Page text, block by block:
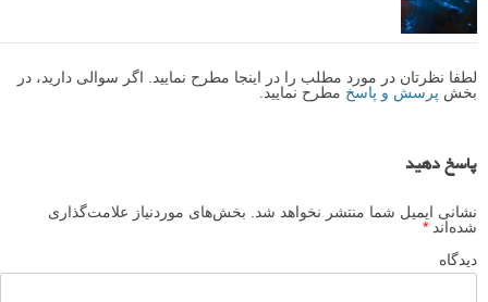
لطفا نظرتان در مورد مطلب را در اینجا مطرح نمایید. اگر سوالی دارید، در
بخش پرسش و پاسخ مطرح نمایید.
پاسخ دهید
نشانی ایمیل شما منتشر نخواهد شد.
بخش‌های موردنیاز علامت‌گذاری
شده‌اند *
دیدگاه